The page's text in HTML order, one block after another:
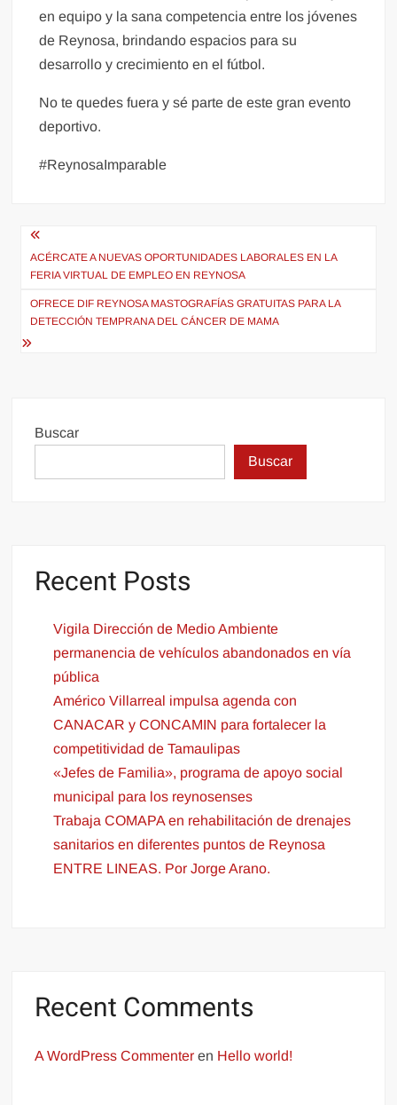
en equipo y la sana competencia entre los jóvenes
de Reynosa, brindando espacios para su
desarrollo y crecimiento en el fútbol.
No te quedes fuera y sé parte de este gran evento
deportivo.
#ReynosaImparable
Navegación
de
entradas
ACÉRCATE A NUEVAS OPORTUNIDADES LABORALES EN LA
FERIA VIRTUAL DE EMPLEO EN REYNOSA
OFRECE DIF REYNOSA MASTOGRAFÍAS GRATUITAS PARA LA
DETECCIÓN TEMPRANA DEL CÁNCER DE MAMA
Buscar
Buscar
Recent Posts
Vigila Dirección de Medio Ambiente
permanencia de vehículos abandonados en vía
pública
Américo Villarreal impulsa agenda con
CANACAR y CONCAMIN para fortalecer la
competitividad de Tamaulipas
«Jefes de Familia», programa de apoyo social
municipal para los reynosenses
Trabaja COMAPA en rehabilitación de drenajes
sanitarios en diferentes puntos de Reynosa
ENTRE LINEAS. Por Jorge Arano.
Recent Comments
A WordPress Commenter en Hello world!